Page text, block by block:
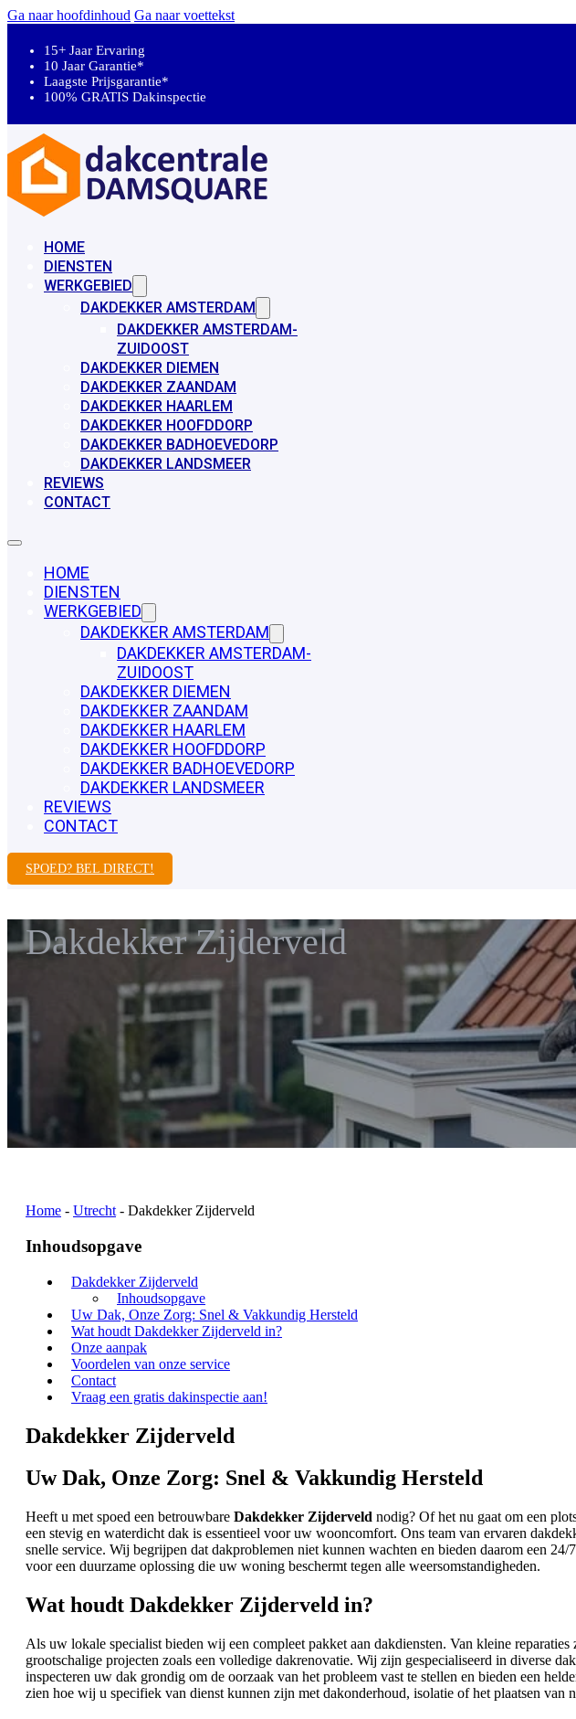
Ga naar hoofdinhoud Ga naar voettekst
15+ Jaar Ervaring
10 Jaar Garantie*
Laagste Prijsgarantie*
100% GRATIS Dakinspectie
HOME
DIENSTEN
WERKGEBIED
DAKDEKKER AMSTERDAM
DAKDEKKER AMSTERDAM-
ZUIDOOST
DAKDEKKER DIEMEN
DAKDEKKER ZAANDAM
DAKDEKKER HAARLEM
DAKDEKKER HOOFDDORP
DAKDEKKER BADHOEVEDORP
DAKDEKKER LANDSMEER
REVIEWS
CONTACT
HOME
DIENSTEN
WERKGEBIED
DAKDEKKER AMSTERDAM
DAKDEKKER AMSTERDAM-
ZUIDOOST
DAKDEKKER DIEMEN
DAKDEKKER ZAANDAM
DAKDEKKER HAARLEM
DAKDEKKER HOOFDDORP
DAKDEKKER BADHOEVEDORP
DAKDEKKER LANDSMEER
REVIEWS
CONTACT
SPOED? BEL DIRECT!
Dakdekker Zijderveld
Home - Utrecht - Dakdekker Zijderveld
Inhoudsopgave
Dakdekker Zijderveld
Inhoudsopgave
Uw Dak, Onze Zorg: Snel & Vakkundig Hersteld
Wat houdt Dakdekker Zijderveld in?
Onze aanpak
Voordelen van onze service
Contact
Vraag een gratis dakinspectie aan!
Dakdekker Zijderveld
Uw Dak, Onze Zorg: Snel & Vakkundig Hersteld
Heeft u met spoed een betrouwbare Dakdekker Zijderveld nodig? Of het nu gaat om een
een stevig en waterdicht dak is essentieel voor uw wooncomfort. Ons team van ervaren
snelle service. Wij begrijpen dat dakproblemen niet kunnen wachten en bieden daarom een
voor een duurzame oplossing die uw woning beschermt tegen alle weersomstandigheden.
Wat houdt Dakdekker Zijderveld in?
Als uw lokale specialist bieden wij een compleet pakket aan dakdiensten. Van kleine
grootschalige projecten zoals een volledige dakrenovatie. Wij zijn gespecialiseerd in diverse
inspecteren uw dak grondig om de oorzaak van het probleem vast te stellen en bieden een
zien hoe wij u specifiek van dienst kunnen zijn met dakonderhoud, isolatie of het plaatsen van